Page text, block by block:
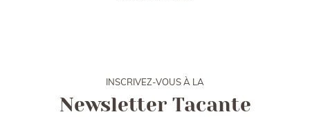
INSCRIVEZ-VOUS À LA
Newsletter Tacante